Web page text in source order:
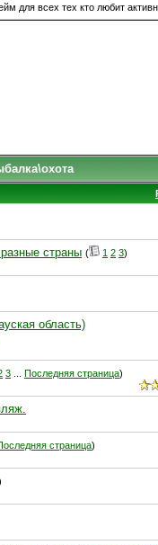
для всех тех кто любит
страны ( 1 2 3)
область)
3 Последняя страница)
страница)